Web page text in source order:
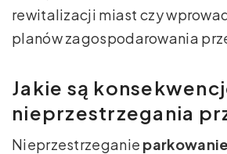
rewitalizacji miast czy
planów zagospodarowania
Jakie są
nieprzestrzegania
Nieprzestrzeganie